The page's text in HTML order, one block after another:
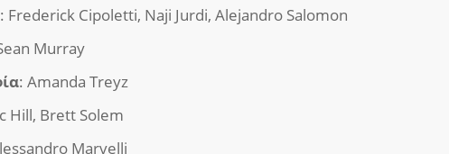
: Frederick Cipoletti, Naji Jurdi, Alejandro Salomon
Murray
: Amanda Treyz
Hill, Brett Solem
Marvelli